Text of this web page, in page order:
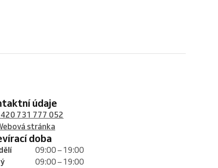
údaje
731 777 052
stránka
doba
09:00 – 19:00
09:00 – 19:00